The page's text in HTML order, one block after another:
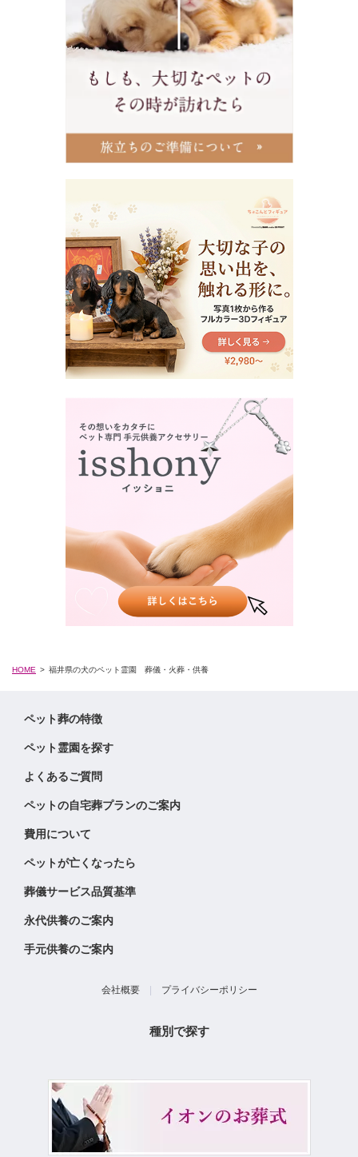
HOME 福井県の犬のペット霊園 葬儀・火葬・供養
ペット葬の特徴
ペット霊園を探す
よくあるご質問
ペットの自宅葬プランのご案内
費用について
ペットが亡くなったら
葬儀サービス品質基準
永代供養のご案内
手元供養のご案内
会社概要| プライバシーポリシー
種別で探す